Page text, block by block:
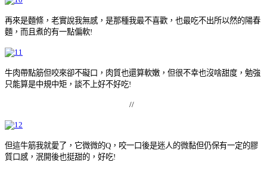
再來是麵條，老實說我無感，是那種我最不喜歡，也最吃不出所以然的陽春
麵，而且煮的有一點偏軟!
牛肉帶點筋但咬來卻不礙口，肉質也還算軟嫩，但很不幸也沒啥甜度，勉強
只能算是中規中矩，談不上好不好吃!
//
但這牛筋我就愛了，它微微的Q，咬一口後是迷人的微黏但仍保有一定的膠
質口感，泯開後也挺甜的，好吃!